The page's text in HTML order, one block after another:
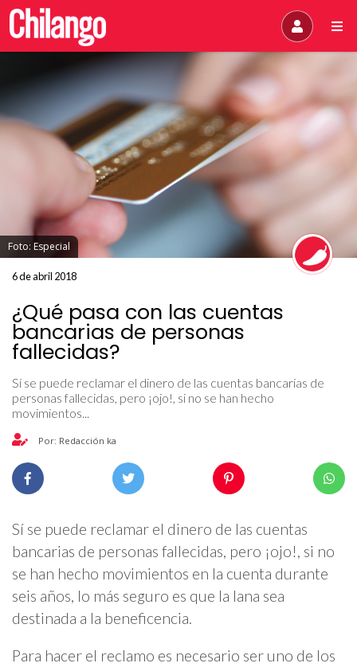
Foto: Especial
6 de abril 2018
¿Qué pasa con las cuentas
bancarias de personas
fallecidas?
Sí se puede reclamar el dinero de las cuentas bancarias de
personas fallecidas, pero ¡ojo!, si no se han hecho
movimientos...
Por: Redacción ka
Sí se puede reclamar el dinero de las cuentas
bancarias de personas fallecidas, pero ¡ojo!, si no
se han hecho movimientos en la cuenta durante
seis años, lo más seguro es que la lana sea
destinada a la beneficencia.
Para hacer el reclamo es necesario ser uno de los